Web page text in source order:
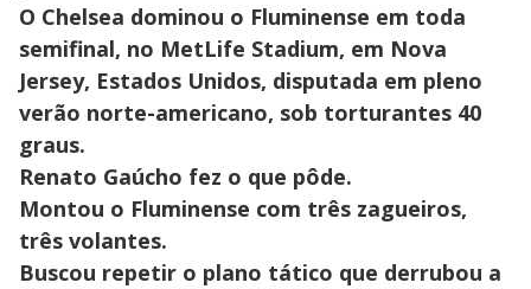
O Chelsea dominou o Fluminense em toda
semifinal, no MetLife Stadium, em Nova
Jersey, Estados Unidos, disputada em pleno
verão norte-americano, sob torturantes 40
graus.
Renato Gaúcho fez o que pôde.
Montou o Fluminense com três zagueiros,
três volantes.
Buscou repetir o plano tático que derrubou a